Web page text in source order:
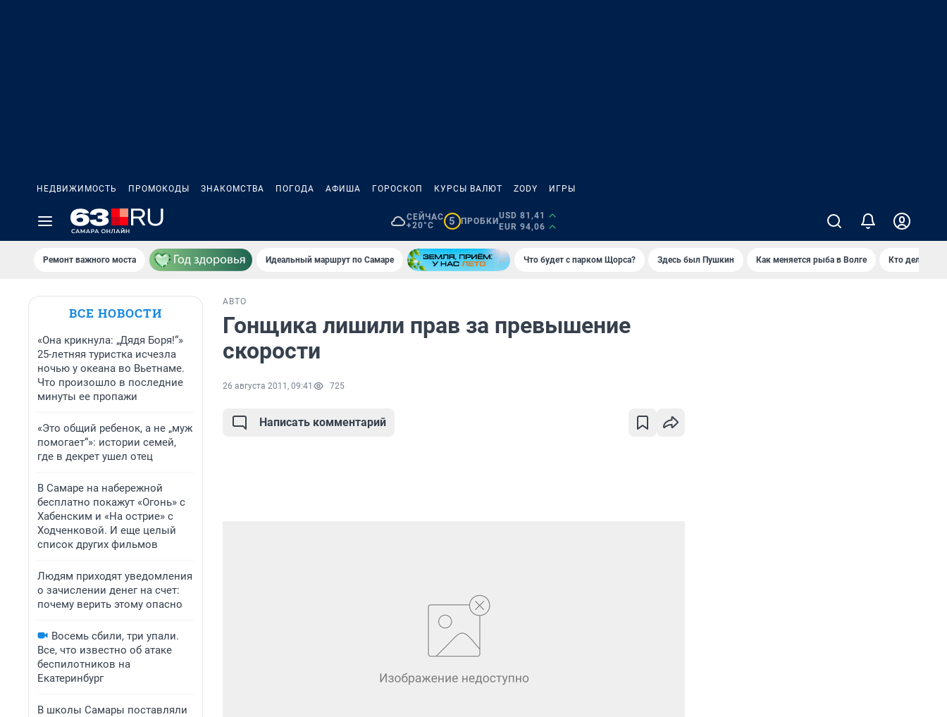
НЕДВИЖИМОСТЬ ПРОМОКОДЫ ЗНАКОМСТВА ПОГОДА АФИША ГОРОСКОП КУРСЫ ВАЛЮТ ZODY ИГРЫ
СЕЙЧАС
+20°C
5 ПРОБКИ
USD 81,41
EUR 94,06
Ремонт важного моста Идеальный маршрут по Самаре Что будет с парком Щорса? Здесь был Пушкин Как меняется рыба в Волге Кто делает
ВСЕ НОВОСТИ
«Она крикнула: „Дядя Боря!“»
25-летняя туристка исчезла
ночью у океана во Вьетнаме.
Что произошло в последние
минуты ее пропажи
«Это общий ребенок, а не „муж
помогает“»: истории семей,
где в декрет ушел отец
В Самаре на набережной
бесплатно покажут «Огонь» с
Хабенским и «На острие» с
Ходченковой. И еще целый
список других фильмов
Людям приходят уведомления
о зачислении денег на счет:
почему верить этому опасно
Восемь сбили, три упали.
Все, что известно об атаке
беспилотников на
Екатеринбург
В школы Самары поставляли
АВТО
Гонщика лишили прав за превышение
скорости
26 августа 2011, 09:41 725
Написать комментарий